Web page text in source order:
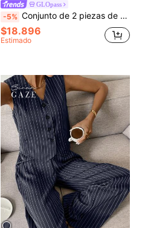
GLOpass
-5% Conjunto de 2 piezas de verano con top de tirantes y pantalones de pierna ancha, de punto a rayas amarillas y azules, ropa casual de vacaciones, elegante para resort
$18.896
Estimado